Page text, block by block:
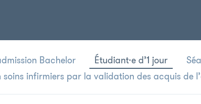
Bachelor Étudiant·e d’1 jour
soins infirmiers par la validation des acquis de